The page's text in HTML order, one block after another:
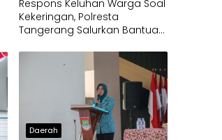
Respons Keluhan Warga Soal
Kekeringan, Polresta
Tangerang Salurkan Bantuan
Daerah